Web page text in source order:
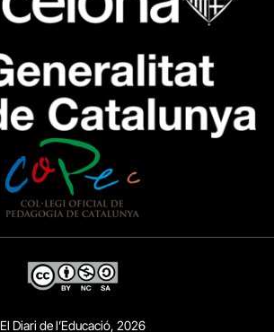
El Diari de l’Educació, 2026